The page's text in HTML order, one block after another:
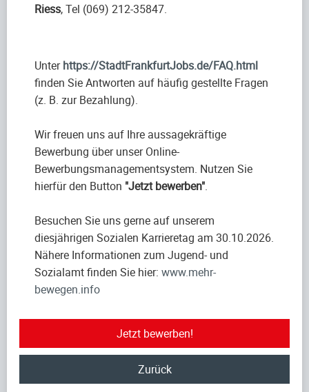
Riess, Tel (069) 212-35847.
Unterhttps://StadtFrankfurtJobs.de/FAQ.html
finden Sie Antworten auf häufig gestellte Fragen
(z. B. zur Bezahlung).
Wir freuen uns auf Ihre aussagekräftige
Bewerbung über unser Online-
Bewerbungsmanagementsystem. Nutzen Sie
hierfür den Button "Jetzt bewerben".
Besuchen Sie uns gerne auf unserem
diesjährigen Sozialen Karrieretag am 30.10.2026.
Nähere Informationen zum Jugend- und
Sozialamt finden Sie hier: www.mehr-
bewegen.info
Jetzt bewerben!
Zurück